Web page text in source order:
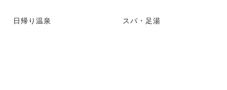
日帰り温泉 スパ・足湯